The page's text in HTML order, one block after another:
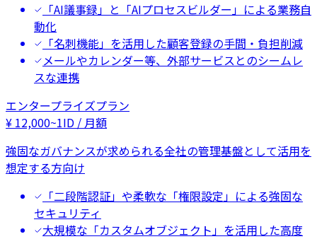
「AI議事録」と「AIプロセスビルダー」による業務自
動化
「名刺機能」を活用した顧客登録の手間・負担削減
メールやカレンダー等、外部サービスとのシームレ
スな連携
エンタープライズプラン
¥ 12,000~1ID / 月額
強固なガバナンスが求められる全社の管理基盤として活用を
想定する方向け
「二段階認証」や柔軟な「権限設定」による強固な
セキュリティ
大規模な「カスタムオブジェクト」を活用した高度